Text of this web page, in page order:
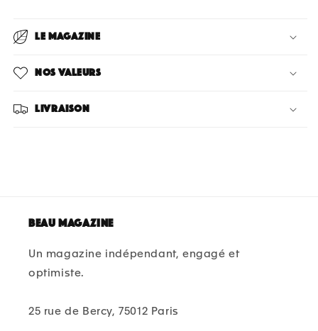
Le magazine
Nos valeurs
Livraison
Beau magazine
Un magazine indépendant, engagé et
optimiste.
25 rue de Bercy, 75012 Paris